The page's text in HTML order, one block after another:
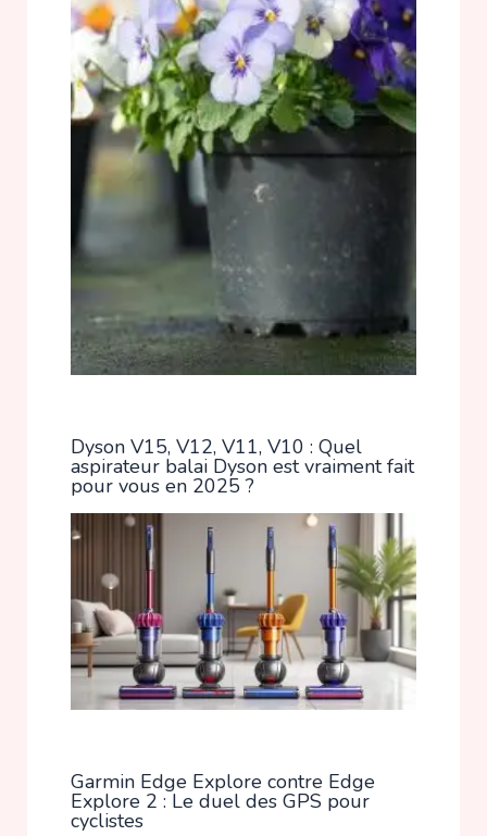
Dyson V15, V12, V11, V10 : Quel
aspirateur balai Dyson est vraiment fait
pour vous en 2025 ?
Garmin Edge Explore contre Edge
Explore 2 : Le duel des GPS pour
cyclistes